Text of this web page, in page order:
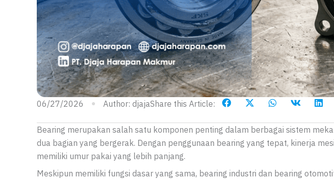
06/27/2026 Author: djajaShare this Article:
Bearing merupakan salah satu komponen penting dalam berbagai sistem
dua bagian yang bergerak. Dengan penggunaan bearing yang tepat, kinerja
memiliki umur pakai yang lebih panjang.
Meskipun memiliki fungsi dasar yang sama, bearing industri dan bearing